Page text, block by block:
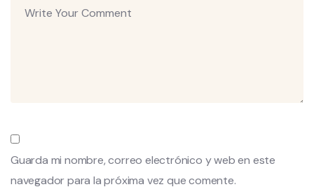
Guarda mi nombre, correo electrónico y web en este
navegador para la próxima vez que comente.